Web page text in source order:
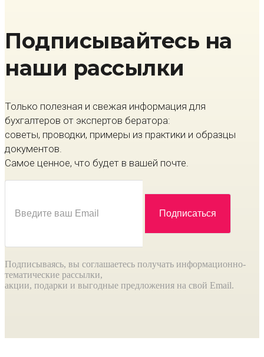
Подписывайтесь на
наши рассылки
Только полезная и свежая информация для
бухгалтеров от экспертов бератора:
советы, проводки, примеры из практики и образцы
документов.
Самое ценное, что будет в вашей почте.
Подписываясь, вы соглашаетесь получать информационно-
тематические рассылки,
акции, подарки и выгодные предложения на свой Email.